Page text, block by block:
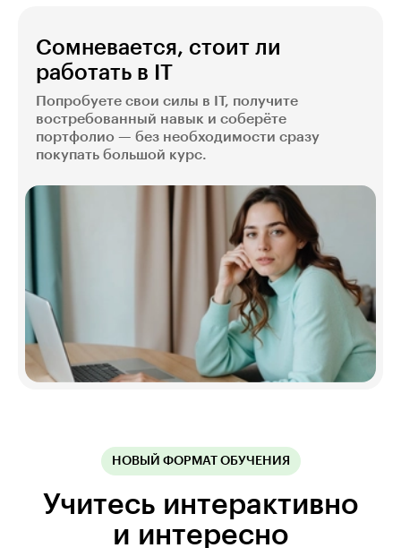
Сомневается, стоит ли
работать в IT
Попробуете свои силы в IT, получите
востребованный навык и соберёте
портфолио — без необходимости сразу
покупать большой курс.
НОВЫЙ ФОРМАТ ОБУЧЕНИЯ
Учитесь интерактивно
и интересно